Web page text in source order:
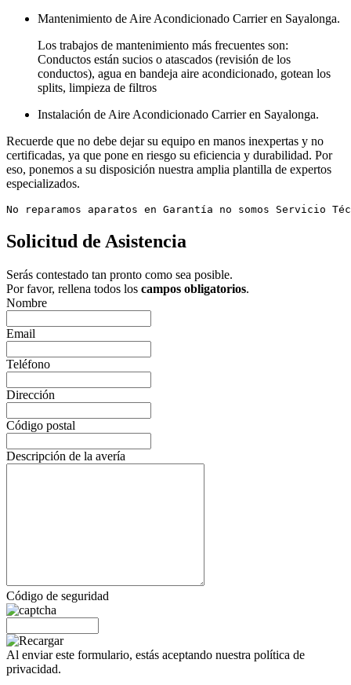
Mantenimiento de Aire Acondicionado Carrier en Sayalonga.
Los trabajos de mantenimiento más frecuentes son:
Conductos están sucios o atascados (revisión de los
conductos), agua en bandeja aire acondicionado, gotean los
splits, limpieza de filtros
Instalación de Aire Acondicionado Carrier en Sayalonga.
Recuerde que no debe dejar su equipo en manos inexpertas y no
certificadas, ya que pone en riesgo su eficiencia y durabilidad. Por
eso, ponemos a su disposición nuestra amplia plantilla de expertos
especializados.
No reparamos aparatos en Garantía no somos
Solicitud de Asistencia
Serás contestado tan pronto como sea posible.
Por favor, rellena todos los campos obligatorios.
Nombre
Email
Teléfono
Dirección
Código postal
Descripción de la avería
Código de seguridad
Al enviar este formulario, estás aceptando nuestra política de
privacidad.